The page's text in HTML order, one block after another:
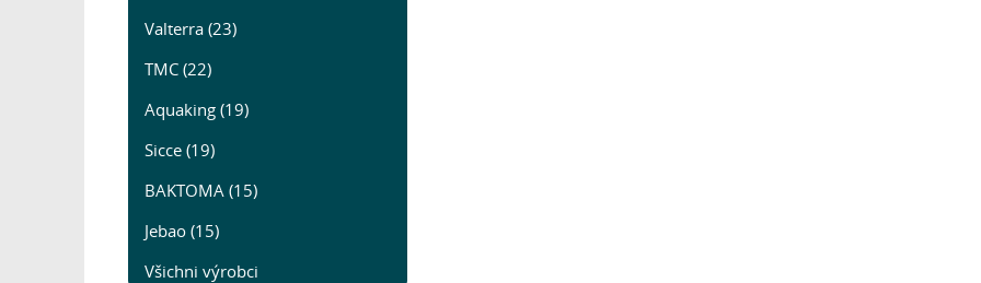
Valterra (23)
TMC (22)
Aquaking (19)
Sicce (19)
BAKTOMA (15)
Jebao (15)
Všichni výrobci